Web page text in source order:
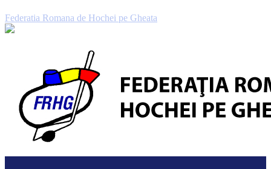
Federatia Romana de Hochei pe Gheata